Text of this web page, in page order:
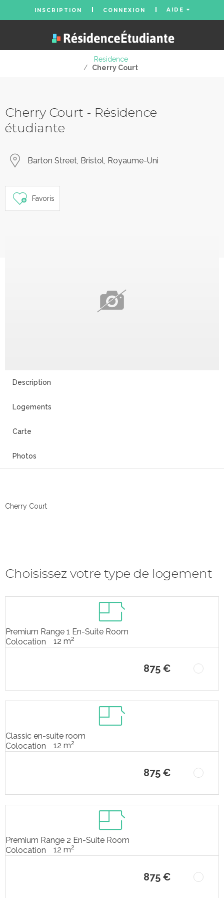
INSCRIPTION CONNEXION AIDE
Residence
/
Cherry Court
Cherry Court - Résidence
étudiante
Barton Street, Bristol, Royaume-Uni
Favoris
Description
Logements
Carte
Photos
Cherry Court
Choisissez votre type de logement
Premium Range 1 En-Suite Room
Colocation
12 m2
875 €
Classic en-suite room
Colocation
12 m2
875 €
Premium Range 2 En-Suite Room
Colocation
12 m2
875 €